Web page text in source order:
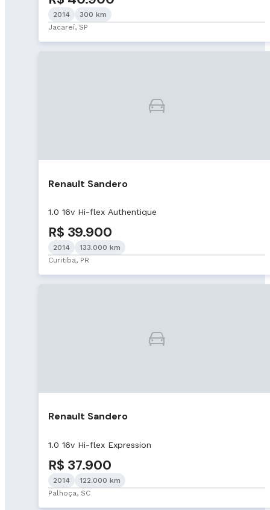
2014
300 km
Jacareí, SP
Renault Sandero
1.0 16v Hi-flex Authentique
R$ 39.900
2014
133.000 km
Curitiba, PR
Renault Sandero
1.0 16v Hi-flex Expression
R$ 37.900
2014
122.000 km
Palhoça, SC